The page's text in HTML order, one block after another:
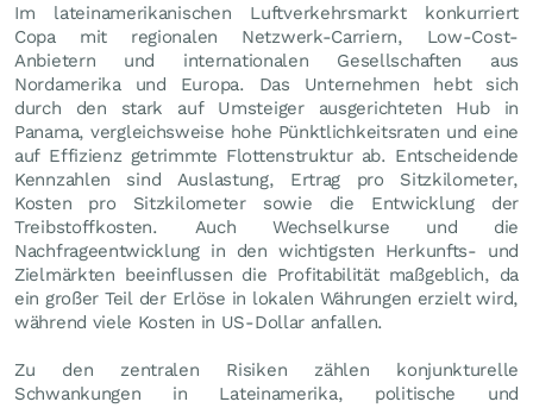
Im lateinamerikanischen Luftverkehrsmarkt konkurriert
Copa mit regionalen Netzwerk-Carriern, Low-Cost-
Anbietern und internationalen Gesellschaften aus
Nordamerika und Europa. Das Unternehmen hebt sich
durch den stark auf Umsteiger ausgerichteten Hub in
Panama, vergleichsweise hohe Pünktlichkeitsraten und eine
auf Effizienz getrimmte Flottenstruktur ab. Entscheidende
Kennzahlen sind Auslastung, Ertrag pro Sitzkilometer,
Kosten pro Sitzkilometer sowie die Entwicklung der
Treibstoffkosten. Auch Wechselkurse und die
Nachfrageentwicklung in den wichtigsten Herkunfts- und
Zielmärkten beeinflussen die Profitabilität maßgeblich, da
ein großer Teil der Erlöse in lokalen Währungen erzielt wird,
während viele Kosten in US-Dollar anfallen.
Zu den zentralen Risiken zählen konjunkturelle
Schwankungen in Lateinamerika, politische und